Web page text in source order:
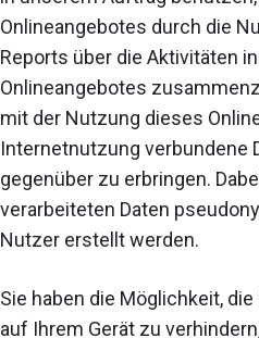
Onlineangebotes durch die
Reports über die Aktivitäten
Onlineangebotes
mit der Nutzung dieses
Internetnutzung verbundene
gegenüber zu erbringen.
verarbeiteten Daten
Nutzer erstellt werden.
Sie haben die Möglichkeit,
auf Ihrem Gerät zu